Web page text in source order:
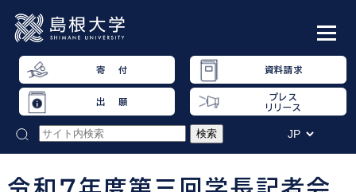
寄 付 資料請求
出 願
プレス
リリース